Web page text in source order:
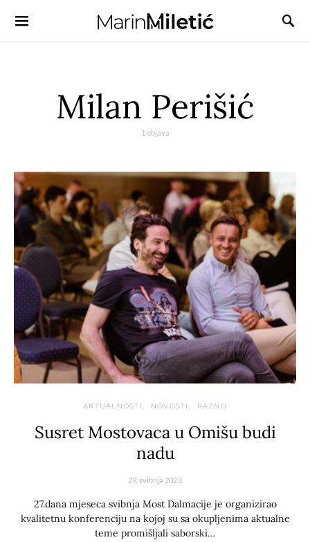
Milan Perišić
1 objava
AKTUALNOSTI NOVOSTI RAZNO
Susret Mostovaca u Omišu budi
nadu
29. svibnja 2023.
27.dana mjeseca svibnja Most Dalmacije je organizirao
kvalitetnu konferenciju na kojoj su sa okupljenima aktualne
teme promišljali saborski…